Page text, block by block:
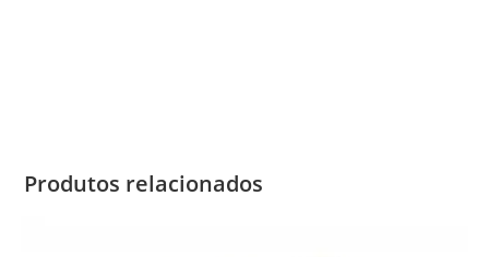
Produtos relacionados